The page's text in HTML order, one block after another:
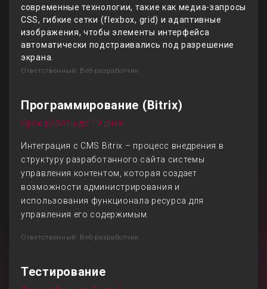
современные технологии, такие как медиа-запросы
CSS, гибкие сетки (flexbox, grid) и адаптивные
изображения, чтобы элементы интерфейса
автоматически подстраивались под разрешение
экрана.
Ответственный: Веб-разработчик
Программирование (Bitrix)
Срок работы до 19 дней
Интеграция с CMS Bitrix – процесс внедрения в
структуру разработанного сайта системы
управления контентом, которая создает
возможности администрирования и
использования функционала ресурса для
управления его содержимым.
Ответственный: Веб-разработчик
Тестирование